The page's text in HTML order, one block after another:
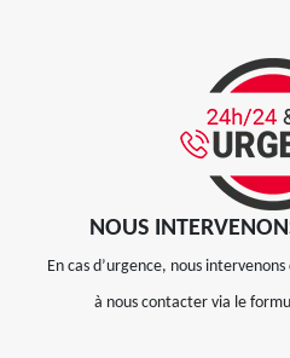
NOUS
En cas d’urgence, nous
à nous contacter via le